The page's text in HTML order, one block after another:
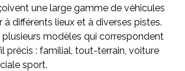
une large gamme de véhicules
à différents lieux et à diverses pistes.
modèles qui correspondent
précis : familial, tout-terrain, voiture
sport.